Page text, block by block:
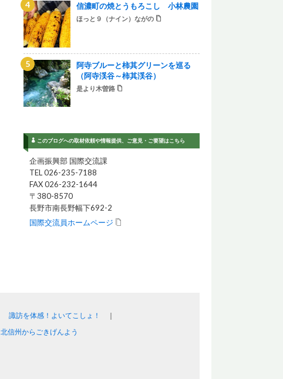
信濃町の焼とうもろこし 小林農園
ほっと９（ナイン）ながの
阿寺ブルーと柿其グリーンを巡る
（阿寺渓谷～柿其渓谷）
是より木曽路
このブログへの取材依頼や情報提供、ご意見・ご要望はこちら
企画振興部 国際交流課
TEL 026-235-7188
FAX 026-232-1644
〒380-8570
長野市南長野幅下692-2
国際交流員ホームページ
諏訪を体感！よいてこしょ！
北信州からごきげんよう